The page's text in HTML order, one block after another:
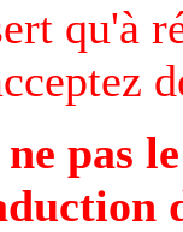
qu'à
pas